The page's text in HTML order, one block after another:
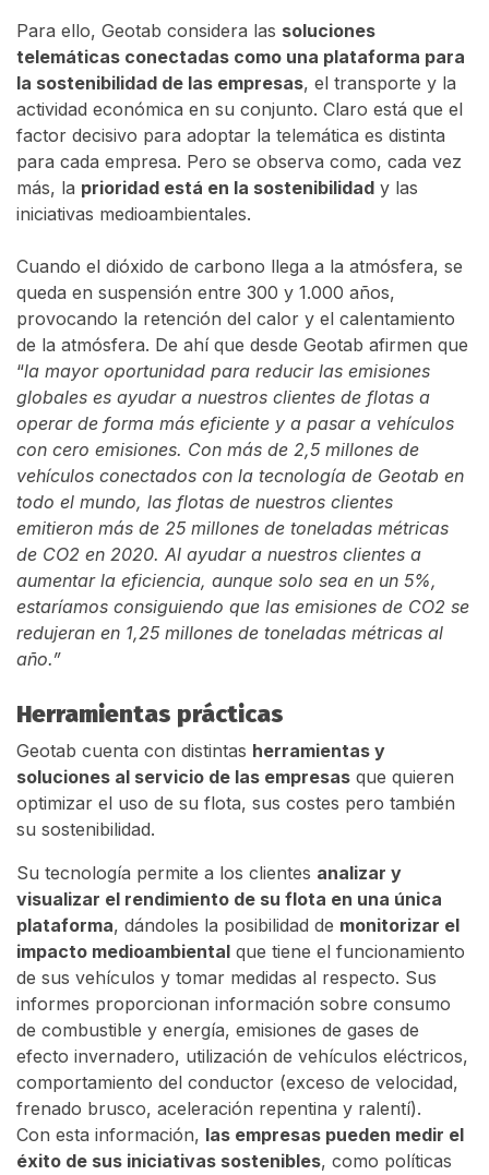
Para ello, Geotab considera las soluciones
telemáticas conectadas como una plataforma para
la sostenibilidad de las empresas, el transporte y la
actividad económica en su conjunto. Claro está que el
factor decisivo para adoptar la telemática es distinta
para cada empresa. Pero se observa como, cada vez
más, la prioridad está en la sostenibilidad y las
iniciativas medioambientales.
Cuando el dióxido de carbono llega a la atmósfera, se
queda en suspensión entre 300 y 1.000 años,
provocando la retención del calor y el calentamiento
de la atmósfera. De ahí que desde Geotab afirmen que
“la mayor oportunidad para reducir las emisiones
globales es ayudar a nuestros clientes de flotas a
operar de forma más eficiente y a pasar a vehículos
con cero emisiones. Con más de 2,5 millones de
vehículos conectados con la tecnología de Geotab en
todo el mundo, las flotas de nuestros clientes
emitieron más de 25 millones de toneladas métricas
de CO2 en 2020. Al ayudar a nuestros clientes a
aumentar la eficiencia, aunque solo sea en un 5%,
estaríamos consiguiendo que las emisiones de CO2 se
redujeran en 1,25 millones de toneladas métricas al
año.”
Herramientas prácticas
Geotab cuenta con distintas herramientas y
soluciones al servicio de las empresas que quieren
optimizar el uso de su flota, sus costes pero también
su sostenibilidad.
Su tecnología permite a los clientes analizar y
visualizar el rendimiento de su flota en una única
plataforma, dándoles la posibilidad de monitorizar el
impacto medioambiental que tiene el funcionamiento
de sus vehículos y tomar medidas al respecto. Sus
informes proporcionan información sobre consumo
de combustible y energía, emisiones de gases de
efecto invernadero, utilización de vehículos eléctricos,
comportamiento del conductor (exceso de velocidad,
frenado brusco, aceleración repentina y ralentí).
Con esta información, las empresas pueden medir el
éxito de sus iniciativas sostenibles, como políticas